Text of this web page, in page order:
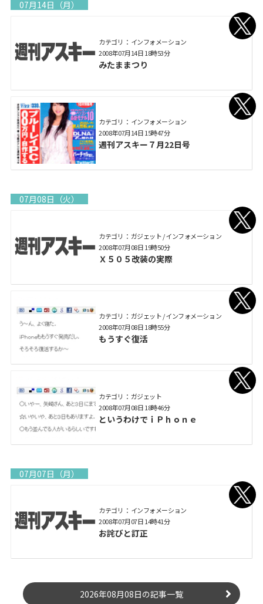
07月14日（月）
カテゴリ： インフォメーション
みたままつり
2008年07月14日 18時53分
カテゴリ： インフォメーション
週刊アスキー７月22日号
2008年07月14日 15時47分
07月08日（火）
カテゴリ： ガジェット / インフォメーション
Ｘ５０５改装の実際
2008年07月08日 19時50分
カテゴリ： ガジェット / インフォメーション
もうすぐ復活
2008年07月08日 18時55分
カテゴリ： ガジェット
というわけでｉＰｈｏｎｅ
2008年07月08日 18時46分
07月07日（月）
カテゴリ： インフォメーション
お詫びと訂正
2008年07月07日 14時41分
2026年08月08日の記事一覧